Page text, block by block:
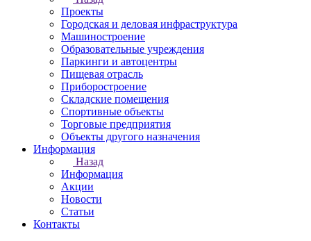
Проекты
Городская и деловая инфраструктура
Машиностроение
Образовательные учреждения
Паркинги и автоцентры
Пищевая отрасль
Приборостроение
Складские помещения
Спортивные объекты
Торговые предприятия
Объекты другого назначения
Информация
Назад
Информация
Акции
Новости
Статьи
Контакты